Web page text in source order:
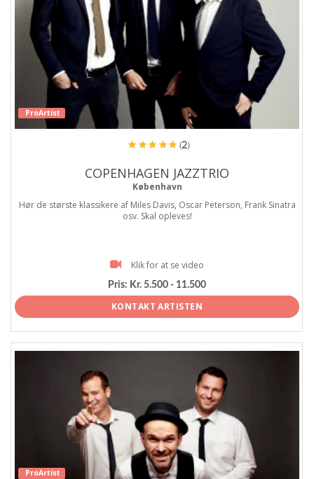
ProArtist
(2)
COPENHAGEN JAZZTRIO
København
Hør de største klassikere af Miles Davis, Oscar Peterson, Frank Sinatra
osv. Skal opleves!
Klik for at se video
Pris: Kr. 5.500 - 11.500
KONTAKT ARTISTEN
ProArtist